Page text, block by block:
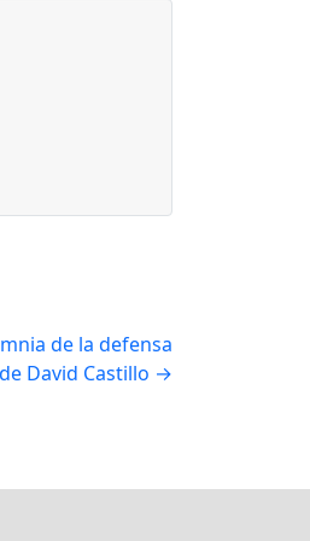
de la defensa
de David Castillo